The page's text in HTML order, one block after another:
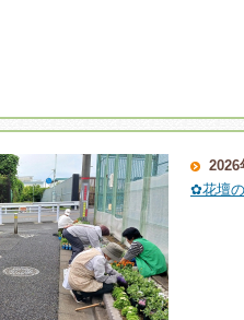
2026
✿花壇